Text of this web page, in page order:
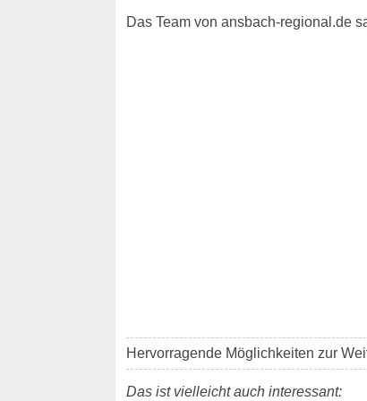
Das Team von ansbach-regional.de
Hervorragende Möglichkeiten zur
Das ist vielleicht auch interessant: